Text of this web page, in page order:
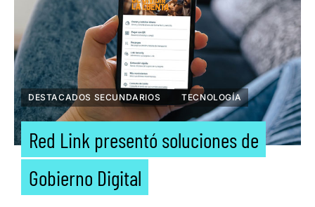
DESTACADOS SECUNDARIOS TECNOLOGÍA
Red Link presentó soluciones de
Gobierno Digital